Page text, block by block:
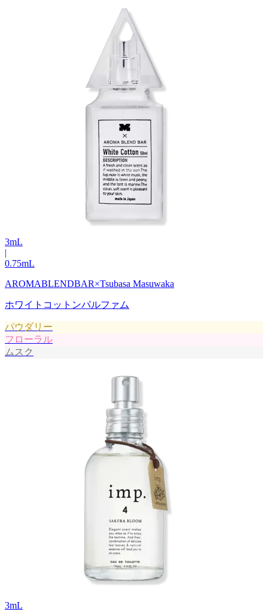
3mL
|
0.75mL
AROMABLENDBAR×Tsubasa Masuwaka
ホワイトコットンパルファム
パウダリー
フローラル
ムスク
3mL